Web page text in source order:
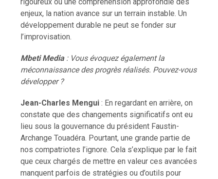
enjeux, la nation avance sur un terrain instable. Un
développement durable ne peut se fonder sur
l’improvisation.
Mbeti Media: Vous évoquez également la
méconnaissance des progrès réalisés. Pouvez-vous
développer ?
Jean-Charles Mengui : En regardant en arrière, on
constate que des changements significatifs ont eu
lieu sous la gouvernance du président Faustin-
Archange Touadéra. Pourtant, une grande partie de
nos compatriotes l’ignore. Cela s’explique par le fait
que ceux chargés de mettre en valeur ces avancées
manquent parfois de stratégies ou d’outils pour